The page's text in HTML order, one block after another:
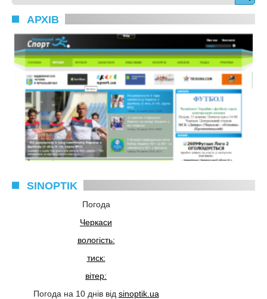
АРХІВ
SINOPTIK
Погода
Черкаси
вологість:
тиск:
вітер:
Погода на 10 днів від sinoptik.ua